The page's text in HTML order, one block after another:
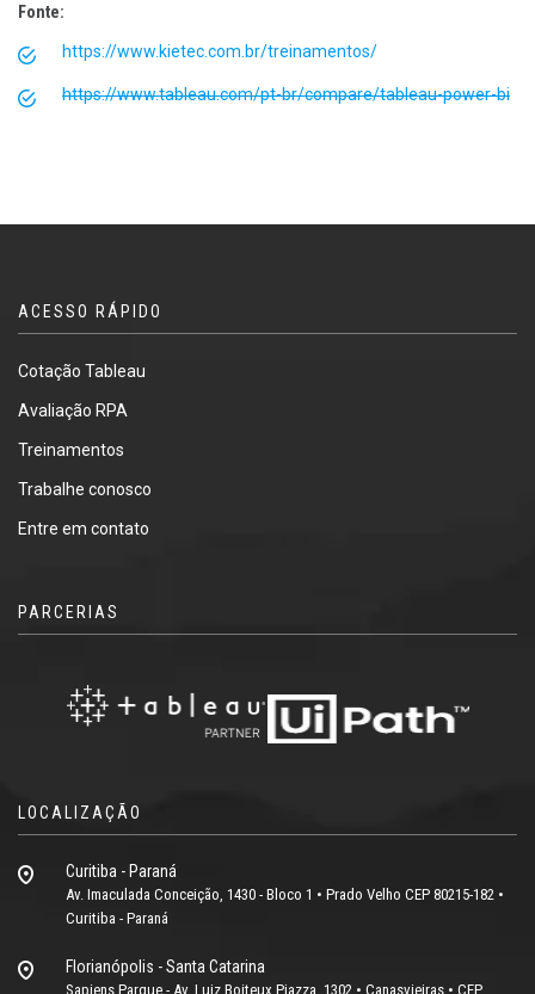
Fonte:
https://www.kietec.com.br/treinamentos/
https://www.tableau.com/pt-br/compare/tableau-power-bi
ACESSO RÁPIDO
Cotação Tableau
Avaliação RPA
Treinamentos
Trabalhe conosco
Entre em contato
PARCERIAS
LOCALIZAÇÃO
Curitiba - Paraná
Av. Imaculada Conceição, 1430 - Bloco 1 • Prado Velho CEP 80215-182 •
Curitiba - Paraná
Florianópolis - Santa Catarina
Sapiens Parque - Av. Luiz Boiteux Piazza, 1302 • Canasvieiras • CEP